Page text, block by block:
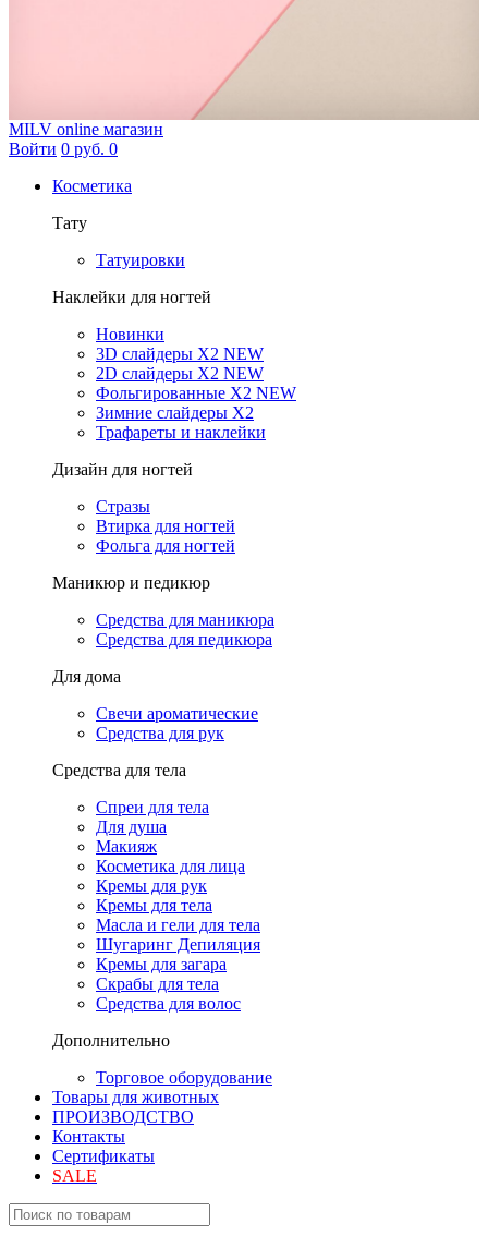
MILV online магазин
Войти 0 руб. 0
Косметика
Тату
Татуировки
Наклейки для ногтей
Новинки
3D слайдеры X2 NEW
2D слайдеры X2 NEW
Фольгированные X2 NEW
Зимние слайдеры Х2
Трафареты и наклейки
Дизайн для ногтей
Стразы
Втирка для ногтей
Фольга для ногтей
Маникюр и педикюр
Средства для маникюра
Средства для педикюра
Для дома
Свечи ароматические
Средства для рук
Средства для тела
Спреи для тела
Для душа
Макияж
Косметика для лица
Кремы для рук
Кремы для тела
Масла и гели для тела
Шугаринг Депиляция
Кремы для загара
Скрабы для тела
Средства для волос
Дополнительно
Торговое оборудование
Товары для животных
ПРОИЗВОДСТВО
Контакты
Сертификаты
SALE